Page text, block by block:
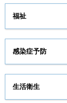
福祉
感染症予防
生活衛生